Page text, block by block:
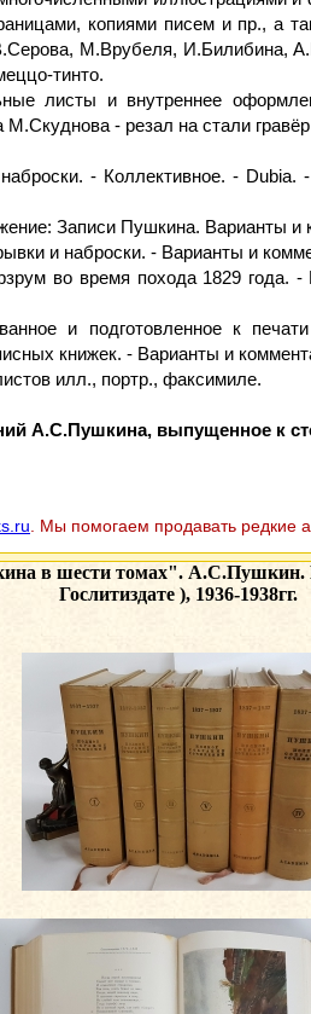
копиями писем и пр., а
М.Врубеля, И.Билибина,
тинто.
листы и внутреннее
- резал на стали
- Коллективное. -
Записи Пушкина. Варианты и
и наброски. - Варианты и
во время похода 1829 года.
и подготовленное к
книжек. - Варианты и
илл., портр., факсимиле.
А.С.Пушкина, выпущенное к
. Мы помогаем продавать редкие
в шести томах". А.С.Пушкин.
Гослитиздате ), 1936-1938гг.